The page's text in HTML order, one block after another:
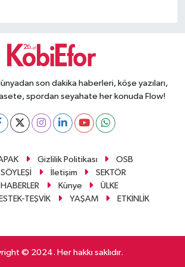
son dakika haberleri, köşe yazıları,
spordan seyahate her konuda Flow!
Gizlilik Politikası
OSB
SÖYLEŞİ İletişim
SEKTÖR
HABERLER Künye
ÜLKE
TEŞVİK YAŞAM ETKİNLİK
© 2024. Her hakkı saklıdır.